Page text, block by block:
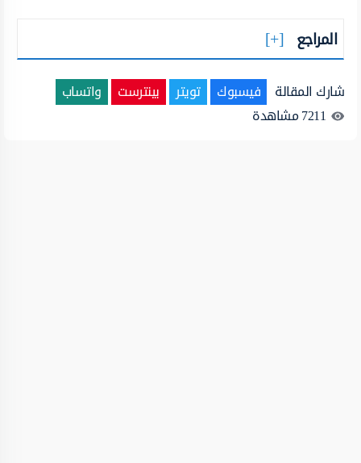
المراجع
شارك المقالة فيسبوك تويتر بينترست
واتساب
7211مشاهدة